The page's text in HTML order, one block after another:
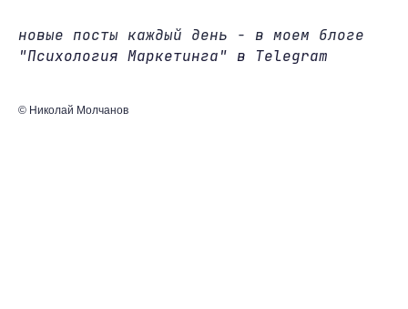
новые посты каждый день - в моем блоге
"Психология Маркетинга" в Telegram
© Николай Молчанов